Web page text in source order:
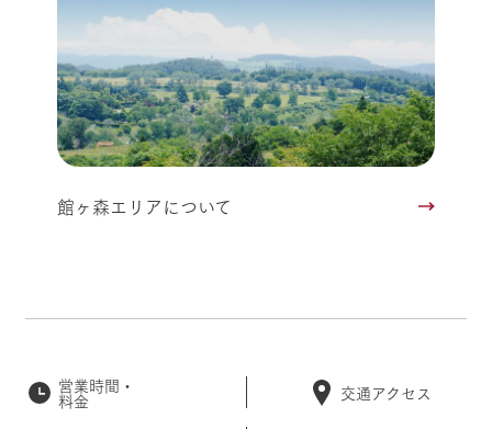
館ヶ森エリアについて
営業時間・
料金 交通アクセス